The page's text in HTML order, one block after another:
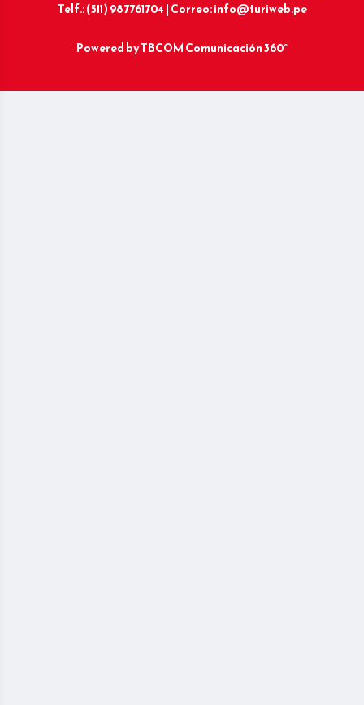
Telf.: (511) 987761704 | Correo: info@turiweb.pe
Powered byTBCOM Comunicación 360°